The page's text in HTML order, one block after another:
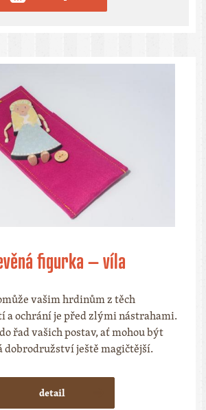
figurka – víla
vašim hrdinům z těch
a ochrání je před zlými nástrahami.
řad vašich postav, ať mohou být
dobrodružství ještě magičtější.
detail